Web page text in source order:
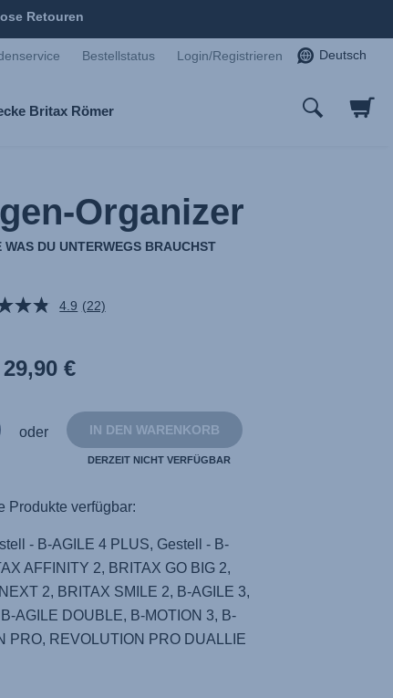
Retouren
Bestellstatus Login/Registrieren Deutsch
Britax Römer
Organizer
DU UNTERWEGS BRAUCHST
4.9 22
(22)
29,90 €
IN DEN WARENKORB
DERZEIT NICHT VERFÜGBAR
oder
Produkte verfügbar:
- B-AGILE 4 PLUS, Gestell - B-
AFFINITY 2, BRITAX GO BIG 2,
2, BRITAX SMILE 2, B-AGILE 3,
AGILE DOUBLE, B-MOTION 3, B-
PRO, REVOLUTION PRO DUALLIE